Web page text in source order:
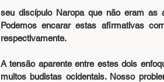
seu discípulo Naropa que não eram as
Podemos encarar estas afirmativas
respectivamente.
A tensão aparente entre estes dois
muitos budistas ocidentais. Nosso